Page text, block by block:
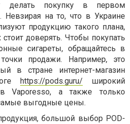
делать покупку в первом
Невзирая на то, что в Украине
продукцию такого плана,
доверять. Чтобы покупать
сигареты, обращайтесь в
продажи. Например, это
в стране интернет-магазин
https://pods.guru/ широкий
Vaporesso, а также только
выгодные цены.
большой выбор POD-